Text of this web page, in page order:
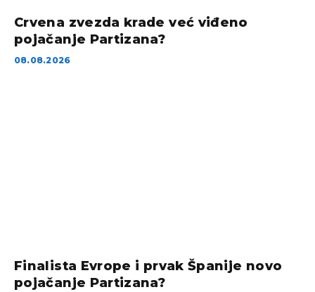
Crvena zvezda krade već viđeno
pojačanje Partizana?
08.08.2026
Finalista Evrope i prvak Španije novo
pojačanje Partizana?